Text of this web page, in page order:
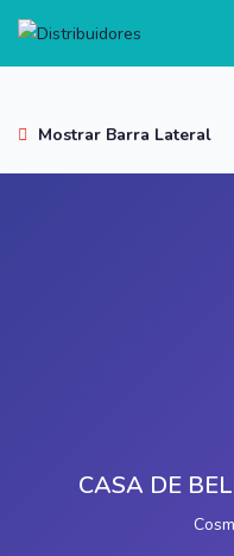
test
Mostrar Barra Lateral
CASA DE